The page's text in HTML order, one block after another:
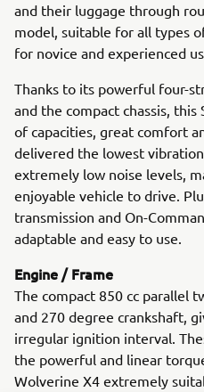
and their luggage through
model, suitable for all types
for novice and experienced
Thanks to its powerful four-
and the compact chassis,
of capacities, great comfort
delivered the lowest
extremely low noise levels,
enjoyable vehicle to drive.
transmission and On-
adaptable and easy to use.
Engine / Frame
The compact 850 cc parallel
and 270 degree crankshaft,
irregular ignition interval.
the powerful and linear
Wolverine X4 extremely